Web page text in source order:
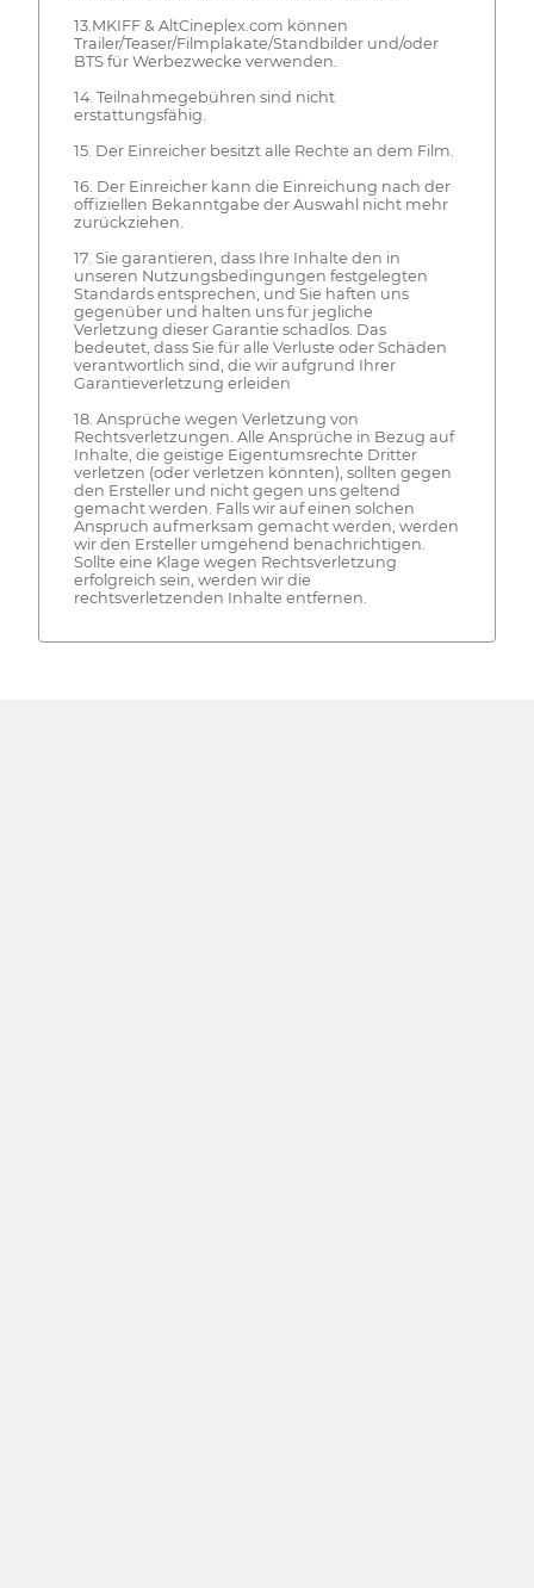
13.MKIFF & AltCineplex.com können
Trailer/Teaser/Filmplakate/Standbilder und/oder
BTS für Werbezwecke verwenden.
14. Teilnahmegebühren sind nicht
erstattungsfähig.
15. Der Einreicher besitzt alle Rechte an dem Film.
16. Der Einreicher kann die Einreichung nach der
offiziellen Bekanntgabe der Auswahl nicht mehr
zurückziehen.
17. Sie garantieren, dass Ihre Inhalte den in
unseren Nutzungsbedingungen festgelegten
Standards entsprechen, und Sie haften uns
gegenüber und halten uns für jegliche
Verletzung dieser Garantie schadlos. Das
bedeutet, dass Sie für alle Verluste oder Schäden
verantwortlich sind, die wir aufgrund Ihrer
Garantieverletzung erleiden
18. Ansprüche wegen Verletzung von
Rechtsverletzungen. Alle Ansprüche in Bezug auf
Inhalte, die geistige Eigentumsrechte Dritter
verletzen (oder verletzen könnten), sollten gegen
den Ersteller und nicht gegen uns geltend
gemacht werden. Falls wir auf einen solchen
Anspruch aufmerksam gemacht werden, werden
wir den Ersteller umgehend benachrichtigen.
Sollte eine Klage wegen Rechtsverletzung
erfolgreich sein, werden wir die
rechtsverletzenden Inhalte entfernen.